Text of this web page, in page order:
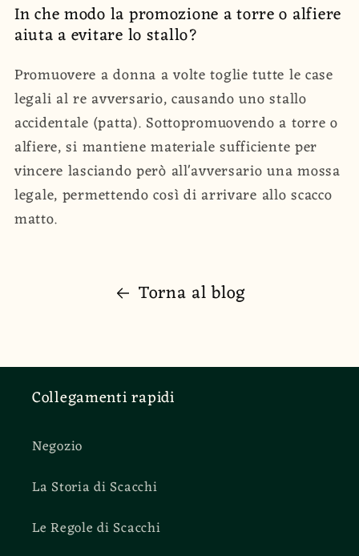
In che modo la promozione a torre o alfiere
aiuta a evitare lo stallo?
Promuovere a donna a volte toglie tutte le case
legali al re avversario, causando uno stallo
accidentale (patta). Sottopromuovendo a torre o
alfiere, si mantiene materiale sufficiente per
vincere lasciando però all'avversario una mossa
legale, permettendo così di arrivare allo scacco
matto.
Torna al blog
Collegamenti rapidi
Negozio
La Storia di Scacchi
Le Regole di Scacchi